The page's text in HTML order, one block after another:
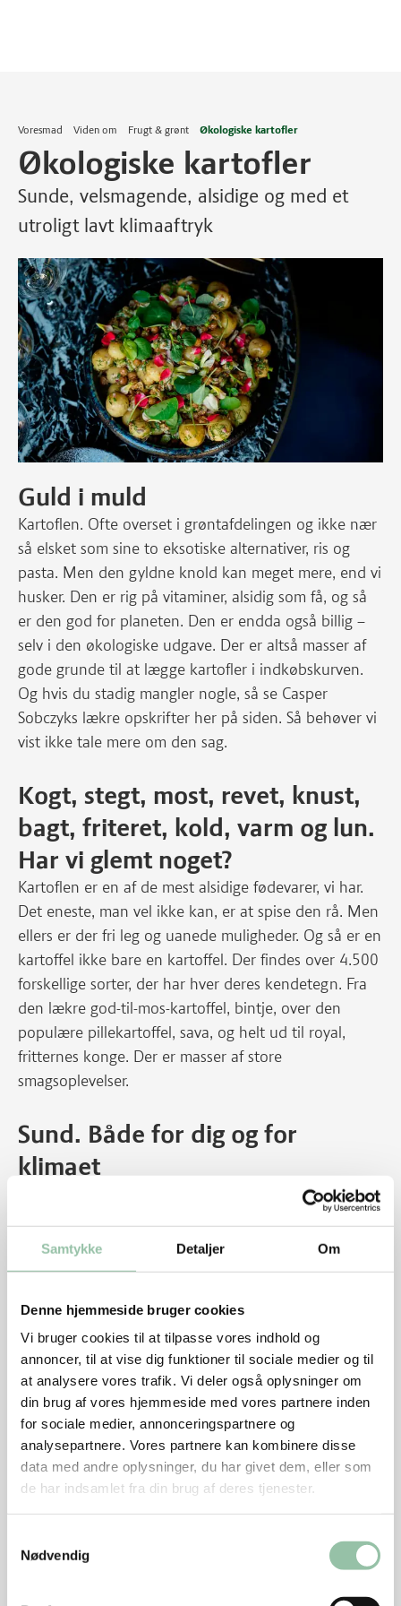
Samtykke Detaljer Om
Denne hjemmeside bruger cookies
Vi bruger cookies til at tilpasse vores indhold og
annoncer, til at vise dig funktioner til sociale medier og til
at analysere vores trafik. Vi deler også oplysninger om
din brug af vores hjemmeside med vores partnere inden
for sociale medier, annonceringspartnere og
analysepartnere. Vores partnere kan kombinere disse
data med andre oplysninger, du har givet dem, eller som
de har indsamlet fra din brug af deres tjenester.
Nødvendig
Voresmad Viden om Frugt & grønt Økologiske kartofler
Økologiske kartofler
Sunde, velsmagende, alsidige og med et
utroligt lavt klimaaftryk
Guld i muld
Kartoflen. Ofte overset i grøntafdelingen og ikke nær
så elsket som sine to eksotiske alternativer, ris og
pasta. Men den gyldne knold kan meget mere, end vi
husker. Den er rig på vitaminer, alsidig som få, og så
er den god for planeten. Den er endda også billig –
selv i den økologiske udgave. Der er altså masser af
gode grunde til at lægge kartofler i indkøbskurven.
Og hvis du stadig mangler nogle, så se Casper
Sobczyks lækre opskrifter her på siden. Så behøver vi
vist ikke tale mere om den sag.
Kogt, stegt, most, revet, knust,
bagt, friteret, kold, varm og lun.
Har vi glemt noget?
Kartoflen er en af de mest alsidige fødevarer, vi har.
Det eneste, man vel ikke kan, er at spise den rå. Men
ellers er der fri leg og uanede muligheder. Og så er en
kartoffel ikke bare en kartoffel. Der findes over 4.500
forskellige sorter, der har hver deres kendetegn. Fra
den lækre god-til-mos-kartoffel, bintje, over den
populære pillekartoffel, sava, og helt ud til royal,
fritternes konge. Der er masser af store
smagsoplevelser.
Sund. Både for dig og for
klimaet
Kartoflen har et utroligt lavt klimaaftryk. Ifølge den
klimaaftryk på 0,36 CO2e pr. kg, hvor ris og pasta er
helt oppe på 1,28 til 1,73 CO2e pr. kg. Blandt andet
spørger man Fødevarestyrelsen er der flere gode
grunde til at spise kartofler. De er rige på kostfibre,
mineraler og vitamin B, C og K, mens fedt er én af de
ting, kartoflen er fattig på. Alt i alt er det jo ret fedt.